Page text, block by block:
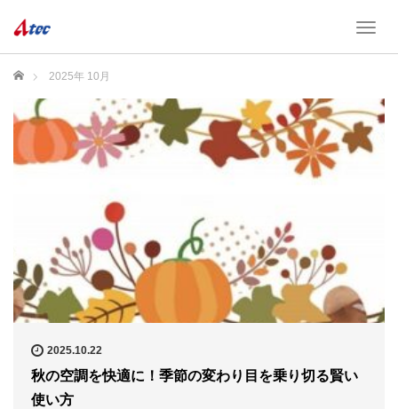
T
e
n
a
ホーム 2025年 10月
2025.10.22
秋の空調を快適に！季節の変わり目を乗り切る賢い
使い方